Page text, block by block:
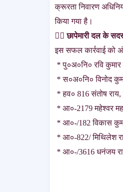
क्रूरता निवारण
किया गया है।
👮‍♂️छापेमारी दल के
इस सफल कार्रवाई को
* पु०अ०नि० रवि कुमार
* स०अ०नि० विनोद
* हव० 816 संतोष राय,
* आ०-2179 महेश्वर
* आ०-/182 विकास
* आ०-822/ मिथिलेश
* आ०-/3616 धनंजय